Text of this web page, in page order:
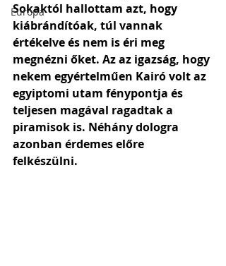
Európa
Sokaktól hallottam azt, hogy
kiábrándítóak, túl vannak
értékelve és nem is éri meg
megnézni őket. Az az igazság, hogy
nekem egyértelműen Kairó volt az
egyiptomi utam fénypontja és
teljesen magával ragadtak a
piramisok is. Néhány dologra
azonban érdemes előre
felkészülni.